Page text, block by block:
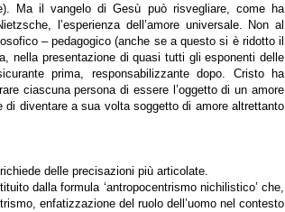
Ma il vangelo di Gesù può risvegliare, come ha
l’esperienza dell’amore universale. Non al
– pedagogico (anche se a questo si è ridotto il
nella presentazione di quasi tutti gli esponenti delle
prima, responsabilizzante dopo. Cristo ha
ciascuna persona di essere l’oggetto di un amore
diventare a sua volta soggetto di amore altrettanto
delle precisazioni più articolate.
dalla formula ‘antropocentrismo nichilistico’ che,
enfatizzazione del ruolo dell’uomo nel contesto